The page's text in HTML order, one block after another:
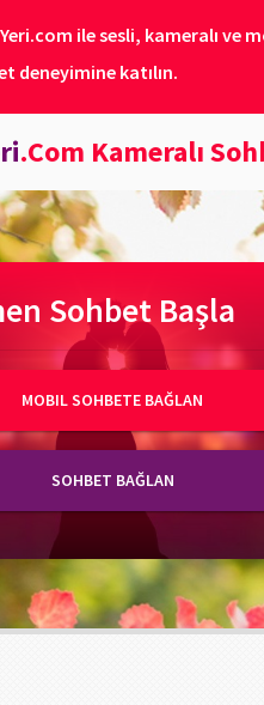
ile sesli, kameralı ve
deneyimine katılın.
.Com Kameralı
Sohbet Başla
MOBIL SOHBETE BAĞLAN
SOHBET BAĞLAN